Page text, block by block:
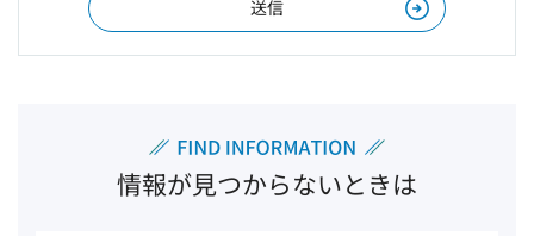
情報が見つからないときは